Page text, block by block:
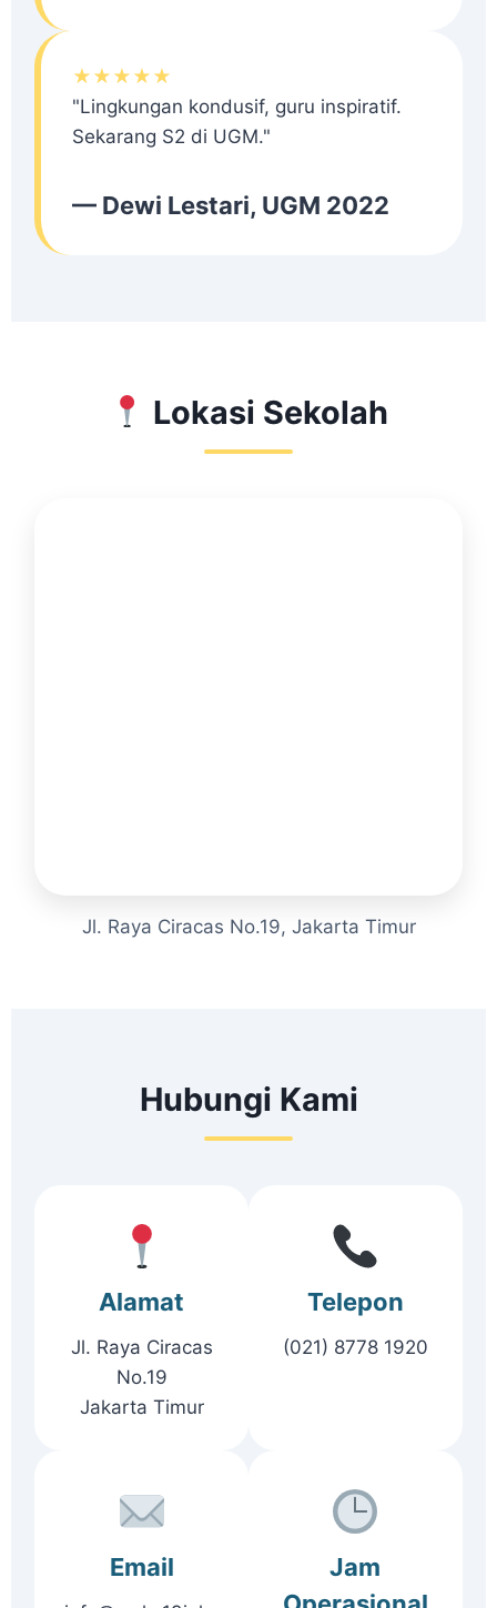
★★★★★
"Lingkungan kondusif, guru inspiratif.
Sekarang S2 di UGM."
— Dewi Lestari, UGM 2022
Lokasi Sekolah
Jl. Raya Ciracas No.19, Jakarta Timur
Hubungi Kami
Alamat
Jl. Raya Ciracas
No.19
Jakarta Timur
Telepon
(021) 8778 1920
Email
Jam